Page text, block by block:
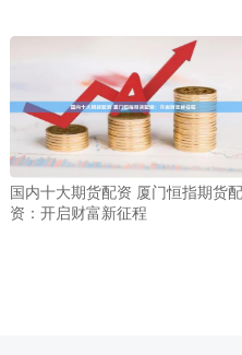
国内十大期货配资 厦门恒指期货配
资：开启财富新征程